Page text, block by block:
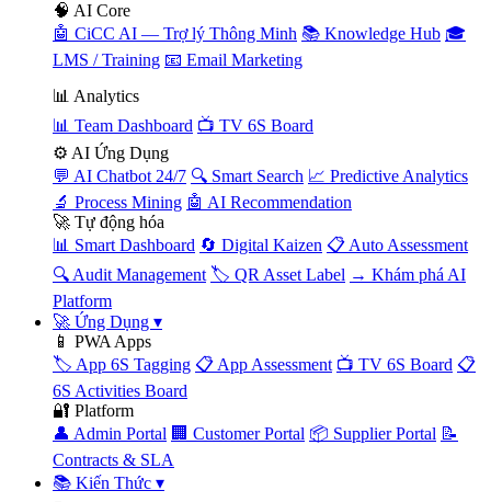
🧠 AI Core
🤖 CiCC AI — Trợ lý Thông Minh 📚 Knowledge Hub 🎓
LMS / Training 📧 Email Marketing
📊 Analytics
📊 Team Dashboard 📺 TV 6S Board
⚙️ AI Ứng Dụng
💬 AI Chatbot 24/7 🔍 Smart Search 📈 Predictive Analytics
🔬 Process Mining 🤖 AI Recommendation
🚀 Tự động hóa
📊 Smart Dashboard 🔄 Digital Kaizen 📋 Auto Assessment
🔍 Audit Management 🏷️ QR Asset Label → Khám phá AI
Platform
🚀 Ứng Dụng ▾
📱 PWA Apps
🏷️ App 6S Tagging 📋 App Assessment 📺 TV 6S Board 📋
6S Activities Board
🔐 Platform
👤 Admin Portal 🏢 Customer Portal 📦 Supplier Portal 📝
Contracts & SLA
📚 Kiến Thức ▾